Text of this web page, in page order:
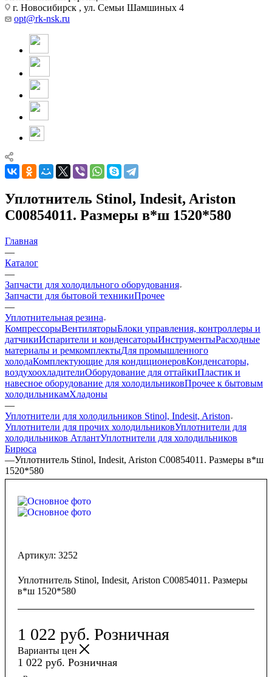
г. Новосибирск , ул. Семьи Шамшиных 4
opt@rk-nsk.ru
Уплотнитель Stinol, Indesit, Ariston
C00854011. Размеры в*ш 1520*580
Главная
—
Каталог
—
Запчасти для холодильного оборудования
Запчасти для бытовой техникиПрочее
—
Уплотнительная резина
КомпрессорыВентиляторыБлоки управления, контроллеры и
датчикиИспарители и конденсаторыИнструментыРасходные
материалы и ремкомплектыДля промышленного
холодаКомплектующие для кондиционеровКонденсаторы,
воздухоохладителиОборудование для оттайкиПластик и
навесное оборудование для холодильниковПрочее к бытовым
холодильникамХладоны
—
Уплотнители для холодильников Stinol, Indesit, Ariston
Уплотнители для прочих холодильниковУплотнители для
холодильников АтлантУплотнители для холодильников
Бирюса
—Уплотнитель Stinol, Indesit, Ariston C00854011. Размеры в*ш
1520*580
Артикул: 3252
Уплотнитель Stinol, Indesit, Ariston C00854011. Размеры
в*ш 1520*580
1 022 руб. Розничная
Варианты цен
1 022 руб. Розничная